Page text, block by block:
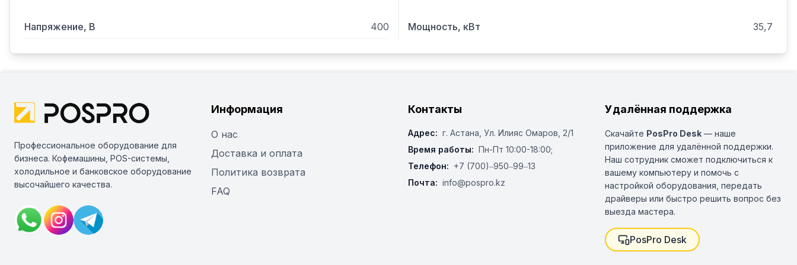
Напряжение, В 400 Мощность, кВт 35,7
Профессиональное оборудование для
бизнеса. Кофемашины, POS-системы,
холодильное и банковское оборудование
высочайшего качества.
Информация
О нас
Доставка и оплата
Политика возврата
FAQ
Контакты
Адрес: г. Астана, ​Ул. Илияс Омаров, 2/1
Время работы: Пн-Пт 10:00-18:00;
Телефон: +7 (700)‒950‒99‒13
Почта: info@pospro.kz
Удалённая поддержка
Скачайте PosPro Desk — наше
приложение для удалённой поддержки.
Наш сотрудник сможет подключиться к
вашему компьютеру и помочь с
настройкой оборудования, передать
драйверы или быстро решить вопрос без
выезда мастера.
PosPro Desk